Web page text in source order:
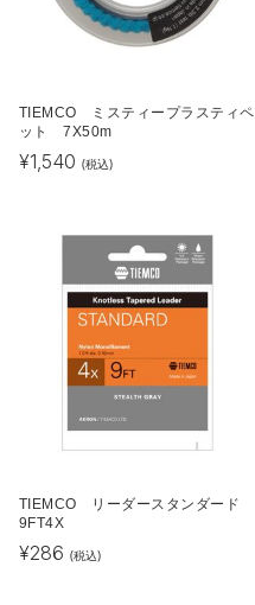
TIEMCO ミスティープラスティペ
ット 7X50m
¥1,540 (税込)
TIEMCO リーダースタンダード
9FT4X
¥286 (税込)